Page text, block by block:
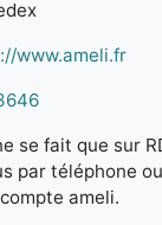
www.ameli.fr
se fait que sur
par téléphone
ameli.